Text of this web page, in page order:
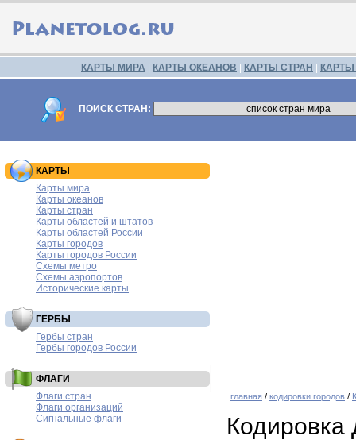
КАРТЫ МИРА КАРТЫ ОКЕАНОВ КАРТЫ СТРАН
ПОИСК СТРАН:
КАРТЫ
Карты мира
Карты океанов
Карты стран
Карты областей и штатов
Карты областей России
Карты городов
Карты городов России
Схемы метро
Схемы аэропортов
Исторические карты
ГЕРБЫ
Гербы стран
Гербы городов России
ФЛАГИ
Флаги стран
Флаги организаций
Сигнальные флаги
главная / кодировки городов /
Кодировка